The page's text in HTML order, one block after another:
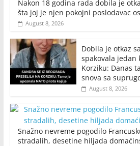
Nakon 18 godina rada dobila je
šta joj je njen pokojni poslodavac
August 8, 2026
Dobila je otkaz
spakovala jedan
Korziku: Danas
snova sa
August 8, 2026
Snažno nevreme pogodilo
stradalih, desetine hiljada